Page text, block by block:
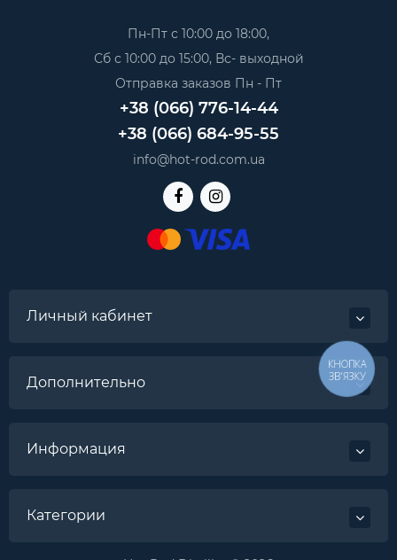
Пн-Пт с 10:00 до 18:00,
Сб с 10:00 до 15:00, Вс- выходной
Отправка заказов Пн - Пт
+38 (066) 776-14-44
+38 (066) 684-95-55
info@hot-rod.com.ua
Личный кабинет
Дополнительно
Информация
Категории
КНОПКА
ЗВ'ЯЗКУ